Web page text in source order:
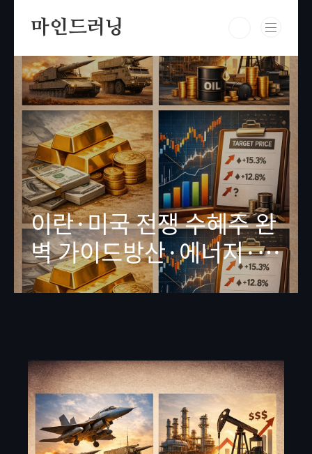
마인드러닝
이란·미국 전쟁 수혜주 완
벽 가이드방산·에너지·안
전자산 TOP 10